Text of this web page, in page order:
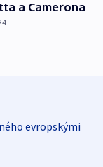
a Camerona
evropskými